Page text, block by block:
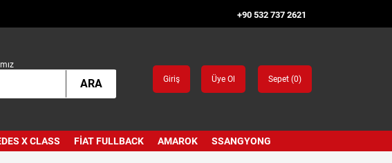
+90 532 737 2621
ARA Giriş Üye Ol Sepet (0)
X CLASS FIAT FULLBACK AMAROK SSANGYONG